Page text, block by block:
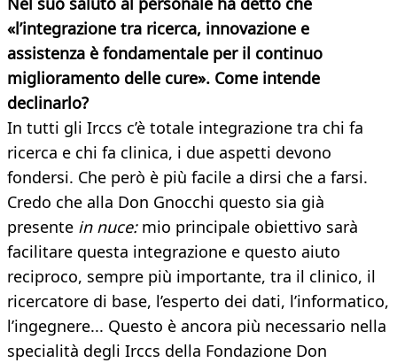
«l’integrazione tra ricerca, innovazione e
assistenza è fondamentale per il continuo
miglioramento delle cure». Come intende
declinarlo?
In tutti gli Irccs c’è totale integrazione tra chi fa
ricerca e chi fa clinica, i due aspetti devono
fondersi. Che però è più facile a dirsi che a farsi.
Credo che alla Don Gnocchi questo sia già
presente in nuce:mio principale obiettivo sarà
facilitare questa integrazione e questo aiuto
reciproco, sempre più importante, tra il clinico, il
ricercatore di base, l’esperto dei dati, l’informatico,
l’ingegnere... Questo è ancora più necessario nella
specialità degli Irccs della Fondazione Don